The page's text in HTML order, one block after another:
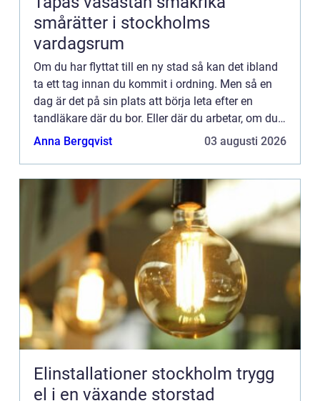
smårätter i stockholms
vardagsrum
Om du har flyttat till en ny stad så kan det ibland
ta ett tag innan du kommit i ordning. Men så en
dag är det på sin plats att börja leta efter en
tandläkare där du bor. Eller där du arbetar, om du
föredrar det. Bor du i Sollentuna så kan du enkelt
Anna Bergqvist 03 augusti 2026
Elinstallationer stockholm trygg
el i en växande storstad